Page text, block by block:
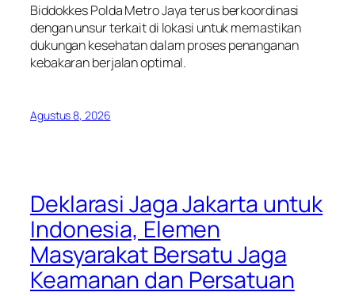
Biddokkes Polda Metro Jaya terus berkoordinasi
dengan unsur terkait di lokasi untuk memastikan
dukungan kesehatan dalam proses penanganan
kebakaran berjalan optimal.
Agustus 8, 2026
Deklarasi Jaga Jakarta untuk
Indonesia, Elemen
Masyarakat Bersatu Jaga
Keamanan dan Persatuan